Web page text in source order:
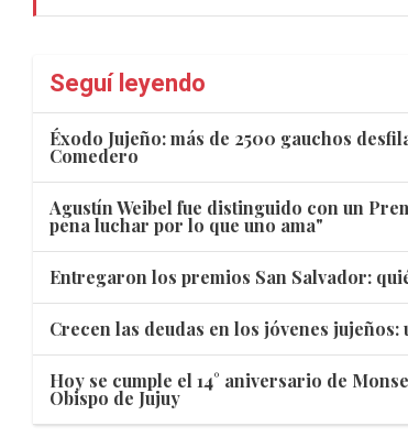
Seguí leyendo
Éxodo Jujeño: más de 2500 gauchos
Comedero
Agustín Weibel fue distinguido con un
pena luchar por lo que uno ama"
Entregaron los premios San Salvador:
Crecen las deudas en los jóvenes jujeños:
Hoy se cumple el 14° aniversario de
Obispo de Jujuy